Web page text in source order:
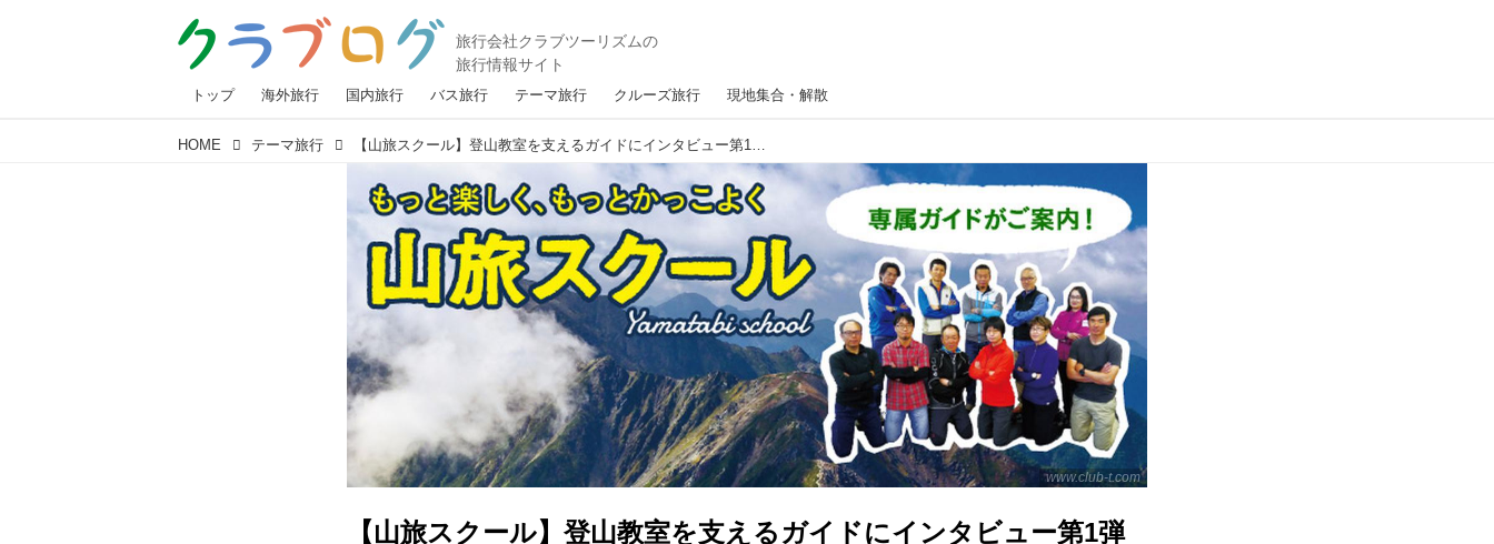
トップ 海外旅行 国内旅行 バス旅行 テーマ旅行 クルーズ旅行 現地集合・解散
HOME テーマ旅行 【山旅スクール】登山教室を支えるガイドにインタビュー第1弾 山旅スクール最年長 白田 剛ガイド ～長年の経験と山への思いを皆様に伝えたい～
www.club-t.com
【山旅スクール】登山教室を支えるガイドにインタビュー第1弾